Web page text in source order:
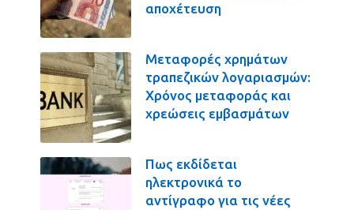
αποχέτευση
Μεταφορές χρημάτων
τραπεζικών λογαριασμών:
Χρόνος μεταφοράς και
χρεώσεις εμβασμάτων
Πως εκδίδεται
ηλεκτρονικά το
αντίγραφο για τις νέες